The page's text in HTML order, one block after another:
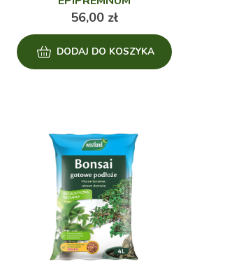
56,00 zł
DODAJ DO KOSZYKA